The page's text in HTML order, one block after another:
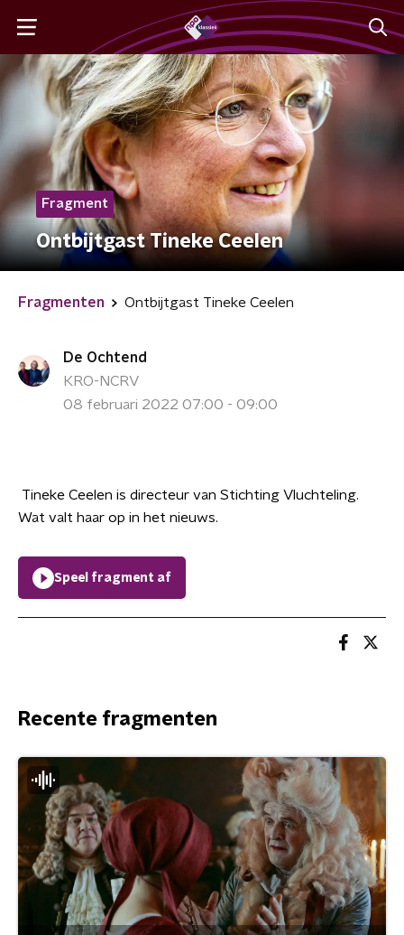
Fragment
Ontbijtgast Tineke Ceelen
Fragmenten Ontbijtgast Tineke Ceelen
De Ochtend
KRO-NCRV
08 februari 2022 07:00 - 09:00
Tineke Ceelen is directeur van Stichting Vluchteling.
Wat valt haar op in het nieuws.
Speel fragment af
Recente fragmenten